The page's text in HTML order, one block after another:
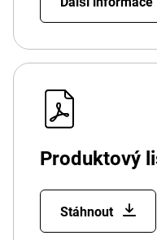
Produktový
Stáhnout